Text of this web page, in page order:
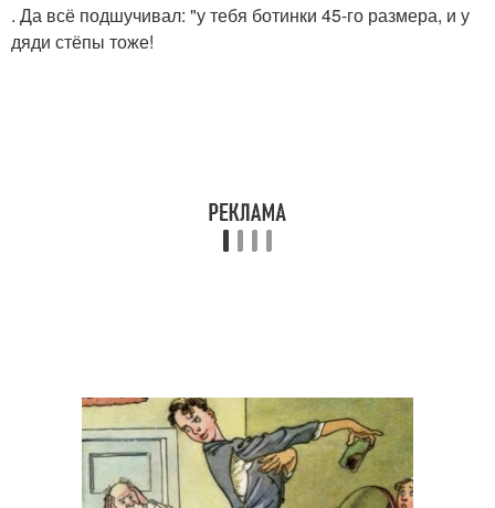
. Да всё подшучивал: "у тебя ботинки 45-го размера, и у
дяди стёпы тоже!